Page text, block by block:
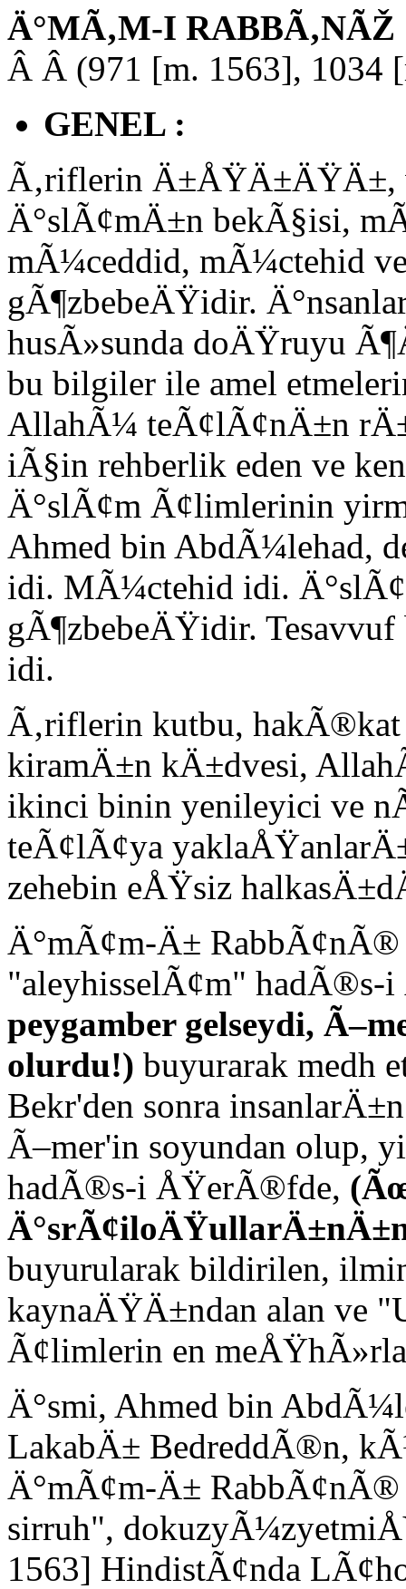
Ä°MÃ‚M-I RABBÃ‚NÃŽ
Â Â (971 [m. 1563], 1034
GENEL :
Ã‚riflerin
Ä°slÃ¢mÄ±n bekÃ§isi,
mÃ¼ceddid, mÃ¼ctehid
gÃ¶zbebeÄŸidir.
husÃ»sunda doÄŸruyu
bu bilgiler ile amel
AllahÃ¼ teÃ¢lÃ¢nÄ±n
iÃ§in rehberlik eden ve
Ä°slÃ¢m Ã¢limlerinin
Ahmed bin AbdÃ¼lehad,
idi. MÃ¼ctehid idi.
gÃ¶zbebeÄŸidir.
idi.
Ã‚riflerin kutbu,
kiramÄ±n kÄ±dvesi,
ikinci binin yenileyici ve
teÃ¢lÃ¢ya
zehebin eÅŸsiz
Ä°mÃ¢m-Ä± RabbÃ¢nÃ®
"aleyhisselÃ¢m"
peygamber gelseydi,
olurdu!) buyurarak medh
Bekr'den sonra
Ã–mer'in soyundan olup,
hadÃ®s-i ÅŸerÃ®fde,
buyurularak bildirilen,
kaynaÄŸÄ±ndan alan ve
Ã¢limlerin en
Ä°smi, Ahmed bin
LakabÄ± BedreddÃ®n,
Ä°mÃ¢m-Ä±
sirruh",
1563] HindistÃ¢nda